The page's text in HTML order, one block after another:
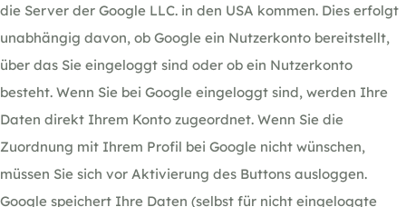
die Server der Google LLC. in den USA kommen. Dies erfolgt
unabhängig davon, ob Google ein Nutzerkonto bereitstellt,
über das Sie eingeloggt sind oder ob ein Nutzerkonto
besteht. Wenn Sie bei Google eingeloggt sind, werden Ihre
Daten direkt Ihrem Konto zugeordnet. Wenn Sie die
Zuordnung mit Ihrem Profil bei Google nicht wünschen,
müssen Sie sich vor Aktivierung des Buttons ausloggen.
Google speichert Ihre Daten (selbst für nicht eingeloggte